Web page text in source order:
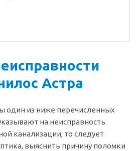
Астра
один из ниже перечисленных
на неисправность
канализации, то следует
выяснить причину поломки